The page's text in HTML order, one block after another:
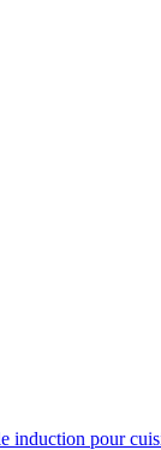
induction pour